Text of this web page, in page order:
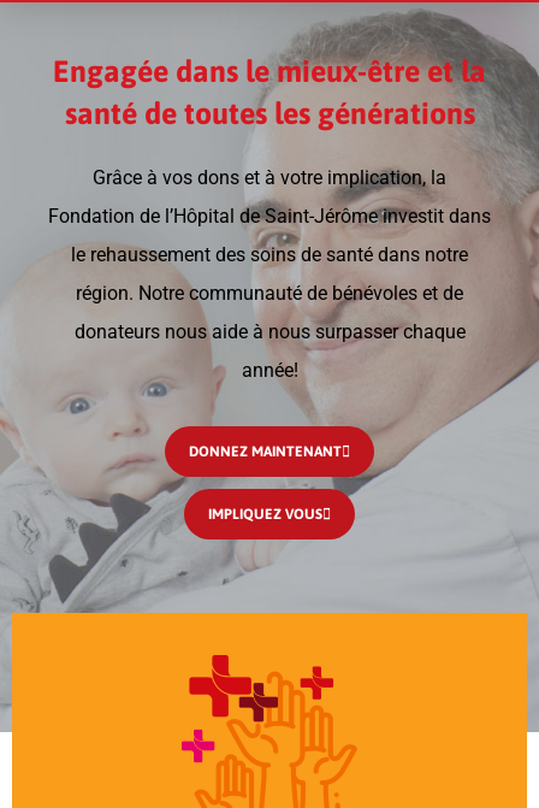
Engagée dans le mieux-être etla
santé de toutesles générations
Grâce à vos dons et à votre implication, la
Fondation de l’Hôpital de Saint-Jérôme investit dans
le rehaussement des soins de santé dans notre
région. Notre communauté de bénévoles et de
donateurs nous aide à nous surpasser chaque
année!
DONNEZ MAINTENANT
IMPLIQUEZ VOUS